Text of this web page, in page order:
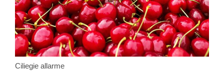
Ciliegie allarme